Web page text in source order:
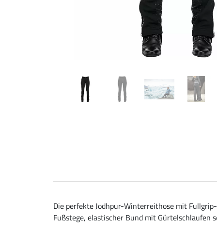
Die perfekte Jodhpur-Winterreithose mit
Fußstege, elastischer Bund mit Gürtelschlaufen